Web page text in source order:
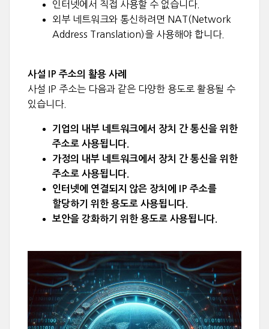
인터넷에서 직접 사용할 수 없습니다.
외부 네트워크와 통신하려면 NAT(Network
Address Translation)을 사용해야 합니다.
사설 IP 주소의 활용 사례
사설 IP 주소는 다음과 같은 다양한 용도로 활용될 수
있습니다.
기업의 내부 네트워크에서 장치 간 통신을 위한
주소로 사용됩니다.
가정의 내부 네트워크에서 장치 간 통신을 위한
주소로 사용됩니다.
인터넷에 연결되지 않은 장치에 IP 주소를
할당하기 위한 용도로 사용됩니다.
보안을 강화하기 위한 용도로 사용됩니다.